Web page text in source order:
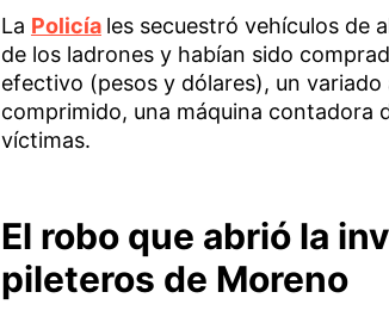
La Policía les secuestró vehículos de
de los ladrones y habían sido
efectivo (pesos y dólares), un
comprimido, una máquina contadora
víctimas.
El robo que abrió la
pileteros de Moreno